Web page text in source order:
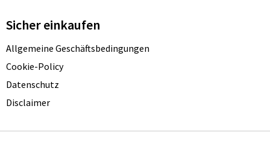
Sicher einkaufen
Allgemeine Geschäftsbedingungen
Cookie-Policy
Datenschutz
Disclaimer